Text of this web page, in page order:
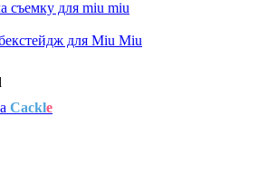
для Miu Miu
Cackle